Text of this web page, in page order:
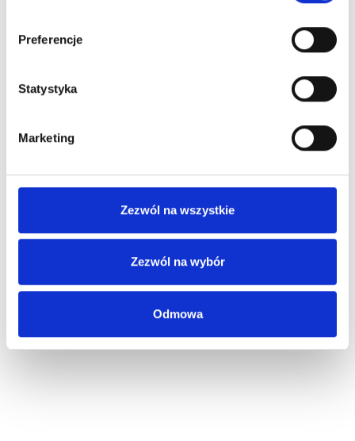
Preferencje
Statystyka
Marketing
Zezwól na wszystkie
Zezwól na wybór
Odmowa